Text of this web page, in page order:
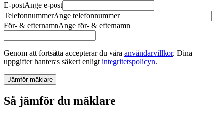
E-postAnge e-post
TelefonnummerAnge telefonnummer
För- & efternamnAnge för- & efternamn
Genom att fortsätta accepterar du våra användarvillkor. Dina
uppgifter hanteras säkert enligt integritetspolicyn.
Jämför mäklare
Så jämför du mäklare